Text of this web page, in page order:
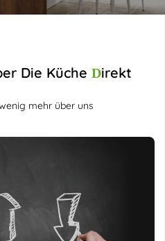
Die Küche Direkt
mehr über uns